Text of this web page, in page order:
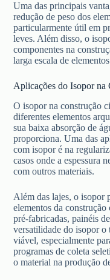
Uma das principais
redução de peso dos
particularmente útil em
leves. Além disso, o
componentes na
larga escala de
Aplicações do Isopor na
O isopor na construção
diferentes elementos
sua baixa absorção de
proporciona. Uma das
com isopor é na
casos onde a espessura
com outros materiais.
Além das lajes, o isopor
elementos da
pré-fabricadas, painéis
versatilidade do isopor o
viável, especialmente
programas de coleta
o material na produção